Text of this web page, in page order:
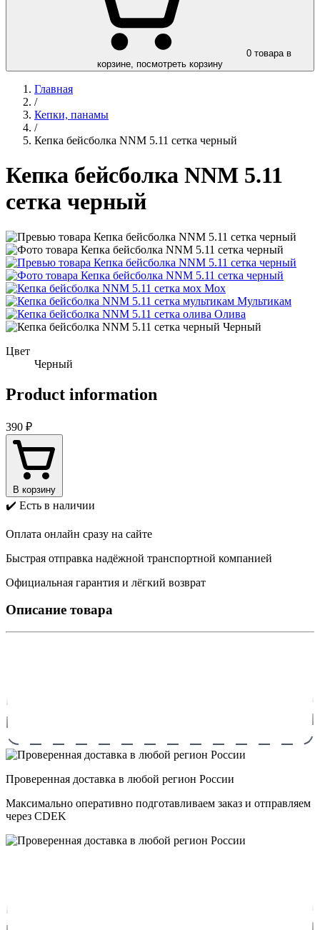
0 товара в
корзине, посмотреть корзину
Главная
/
Кепки, панамы
/
Кепка бейсболка NNM 5.11 сетка черный
Кепка бейсболка NNM 5.11
сетка черный
Мох
Мультикам
Олива
Черный
Цвет
Черный
Product information
390 ₽
В корзину
✔️ Есть в наличии
Оплата онлайн сразу на сайте
Быстрая отправка надёжной транспортной компанией
Официальная гарантия и лёгкий возврат
Описание товара
Проверенная доставка в любой регион России
Максимально оперативно подготавливаем заказ и отправляем
через CDEK